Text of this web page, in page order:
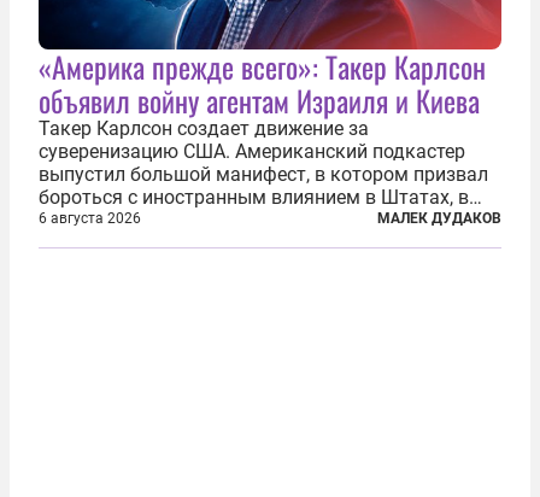
«Америка прежде всего»: Такер Карлсон
объявил войну агентам Израиля и Киева
Такер Карлсон создает движение за
суверенизацию США. Американский подкастер
выпустил большой манифест, в котором призвал
бороться с иностранным влиянием в Штатах, в
первую очередь имея в виду Израиль. А также
прекратить заморские войны, выплатить
6 августа 2026 МАЛЕК ДУДАКОВ